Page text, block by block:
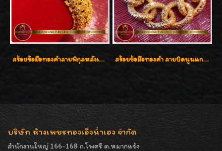
สร้อยข้อมือทองคำลายพิกุลหลังเต่า น้ำหนัก 86.6g ( 5.71 บาท ) หน้ากว้าง 20 มิล สร้อยข้อมือทองคำ ลายบิดนูนแกะลาย ทองคำ 96.5% น้ำหนัก 5 บาท สวยค่ะ
บริษัท ห้างเพชรทองเอ็งน่ำเฮง จำกัด
สำนักงานใหญ่ 166-168 ถ.โพศรี ต.หมากแข้ง